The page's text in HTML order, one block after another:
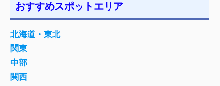
おすすめスポットエリア
北海道・東北
関東
中部
関西